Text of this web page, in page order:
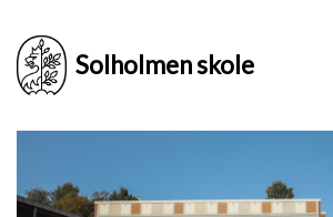
Solholmen skole